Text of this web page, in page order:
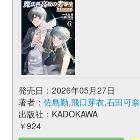
発売日：2026年05月27日
著者： 佐島勤,飛口芽衣,石田可奈
出版社：KADOKAWA
￥924